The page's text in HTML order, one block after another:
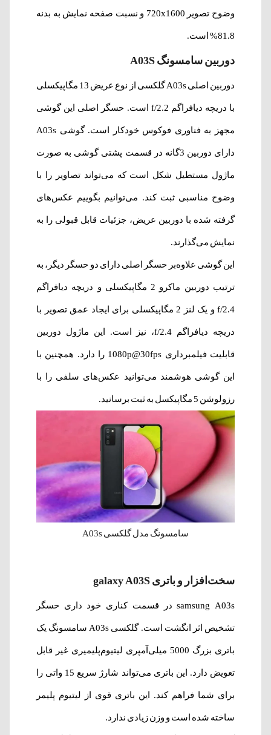
وضوح تصویر 720x1600 و نسبت صفحه نمایش به بدنه
81.8% است.
دوربین سامسونگ A03S
دوربین اصلی A03s گلکسی از نوع عریض 13 مگاپیکسلی
با دریچه دیافراگم 2.2/f است. حسگر اصلی این گوشی
مجهز به فناوری فوکوس خودکار است. گوشی A03s
دارای دوربین 3گانه در قسمت پشتی گوشی به صورت
ماژول مستطیل شکل است که می‌تواند تصاویر را با
وضوح مناسبی ثبت کند. می‌توانیم بگوییم عکس‌های
گرفته‌ شده با دوربین عریض، جزئیات قابل قبولی را به
نمایش می‌گذارند.
این گوشی علاوه‌بر حسگر اصلی دارای دو حسگر دیگر، به
ترتیب دوربین ماکرو 2 مگا‌پیکسلی و دریچه دیافراگم
2.4/f و یک لنز 2 مگاپیکسلی برای ایجاد عمق تصویر با
دریچه دیافراگم 2.4/f، نیز است. این ماژول دوربین
قابلیت فیلمبرداری 1080p@30fps را دارد. همچنین با
این گوشی هوشمند می‌توانید عکس‌های سلفی را با
رزولوشن 5 مگاپیکسل به ثبت برسانید.
سامسونگ مدل گلکسی A03s
سخت‌افزار و باتری galaxy A03S
samsung A03s در قسمت کناری خود داری حسگر
تشخیص اثر انگشت است. گلکسی A03s سامسونگ یک
باتری بزرگ 5000 میلی‌آمپری لیتیوم‌پلیمیری غیر قابل
تعویض دارد. این باتری می‌تواند شارژ سریع 15 واتی را
برای شما فراهم کند. این باتری قوی از لیتیوم پلیمر
ساخته شده است و وزن زیادی ندارد.